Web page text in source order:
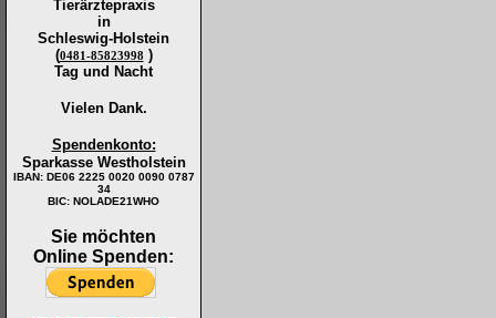
Tierärztepraxis
in
Schleswig-Holstein
(0481-85823998 )
Tag und Nacht
Vielen Dank.
Spendenkonto:
Sparkasse Westholstein
IBAN: DE06 2225 0020 0090 0787
34
BIC: NOLADE21WHO
Sie möchten
Online Spenden: